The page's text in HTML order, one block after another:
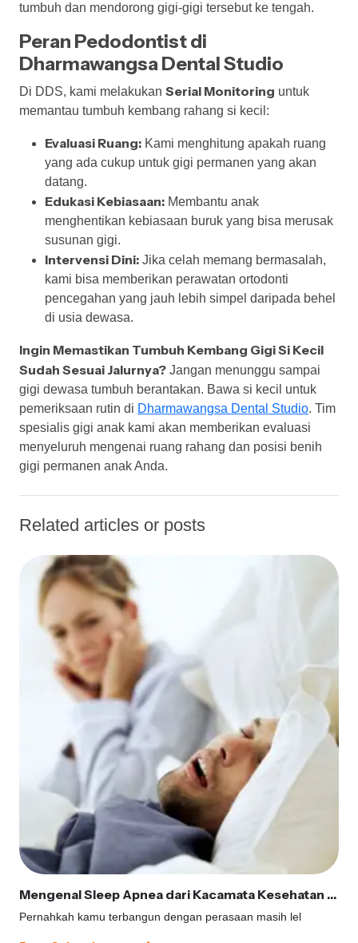
tumbuh dan mendorong gigi-gigi tersebut ke tengah.
Peran Pedodontist di
Dharmawangsa Dental Studio
Di DDS, kami melakukan Serial Monitoring untuk
memantau tumbuh kembang rahang si kecil:
Evaluasi Ruang: Kami menghitung apakah ruang
yang ada cukup untuk gigi permanen yang akan
datang.
Edukasi Kebiasaan: Membantu anak
menghentikan kebiasaan buruk yang bisa merusak
susunan gigi.
Intervensi Dini: Jika celah memang bermasalah,
kami bisa memberikan perawatan ortodonti
pencegahan yang jauh lebih simpel daripada behel
di usia dewasa.
Ingin Memastikan Tumbuh Kembang Gigi Si Kecil
Sudah Sesuai Jalurnya? Jangan menunggu sampai
gigi dewasa tumbuh berantakan. Bawa si kecil untuk
pemeriksaan rutin di Dharmawangsa Dental Studio. Tim
spesialis gigi anak kami akan memberikan evaluasi
menyeluruh mengenai ruang rahang dan posisi benih
gigi permanen anak Anda.
Related articles or posts
Mengenal Sleep Apnea dari Kacamata Kesehatan Gigi
Pernahkah kamu terbangun dengan perasaan masih lel